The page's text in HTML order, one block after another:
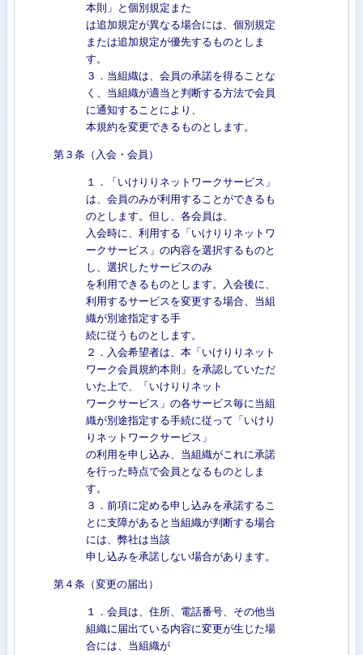
本則」と個別規定また
は追加規定が異なる場合には、個別規定
または追加規定が優先するものとしま
す。
３．当組織は、会員の承諾を得ることな
く、当組織が適当と判断する方法で会員
に通知することにより、
本規約を変更できるものとします。
第３条（入会・会員）
１．「いけりりネットワークサービス」
は、会員のみが利用することができるも
のとします。但し、各会員は、
入会時に、利用する「いけりりネットワ
ークサービス」の内容を選択するものと
し、選択したサービスのみ
を利用できるものとします。入会後に、
利用するサービスを変更する場合、当組
織が別途指定する手
続に従うものとします。
２．入会希望者は、本「いけりりネット
ワーク会員規約本則」を承認していただ
いた上で、「いけりりネット
ワークサービス」の各サービス毎に当組
織が別途指定する手続に従って「いけり
りネットワークサービス」
の利用を申し込み、当組織がこれに承諾
を行った時点で会員となるものとしま
す。
３．前項に定める申し込みを承諾するこ
とに支障があると当組織が判断する場合
には、弊社は当該
申し込みを承諾しない場合があります。
第４条（変更の届出）
１．会員は、住所、電話番号、その他当
組織に届出ている内容に変更が生じた場
合には、当組織が